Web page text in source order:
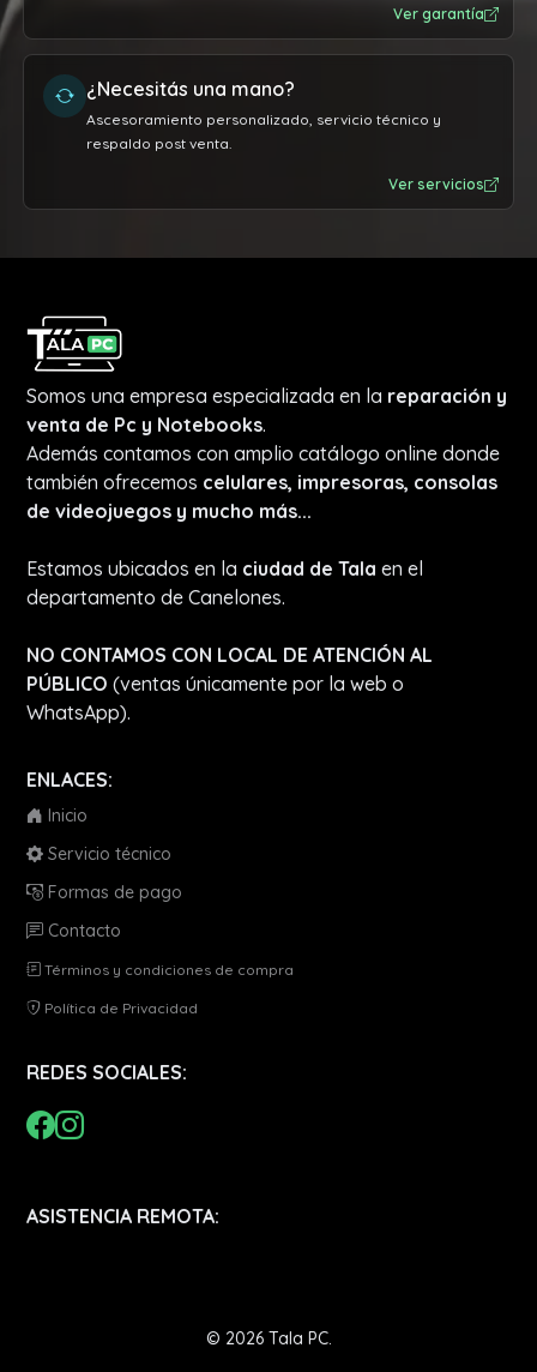
Ver garantía
¿Necesitás una mano?
Ascesoramiento personalizado, servicio técnico y
respaldo post venta.
Ver servicios
Somos una empresa especializada en la reparación y
venta de Pc y Notebooks.
Además contamos con amplio catálogo online donde
también ofrecemos celulares, impresoras, consolas
de videojuegos y mucho más...
Estamos ubicados en la ciudad de Tala en el
departamento de Canelones.
NO CONTAMOS CON LOCAL DE ATENCIÓN AL
PÚBLICO (ventas únicamente por la web o
WhatsApp).
ENLACES:
Inicio
Servicio técnico
Formas de pago
Contacto
Términos y condiciones de compra
Política de Privacidad
REDES SOCIALES:
ASISTENCIA REMOTA:
© 2026 Tala PC.